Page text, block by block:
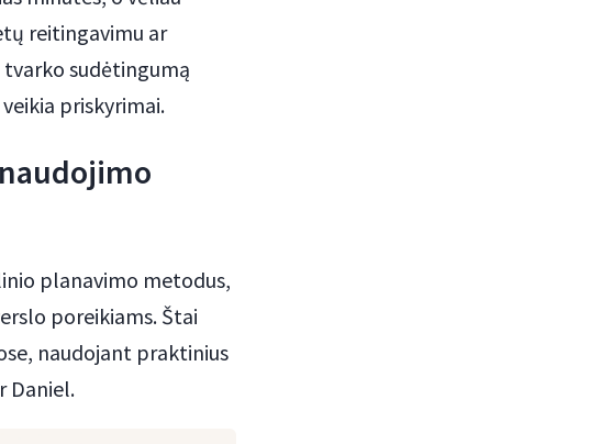
reitingavimu ar
sudėtingumą
priskyrimai.
planavimo metodus,
poreikiams. Štai
naudojant praktinius
Daniel.